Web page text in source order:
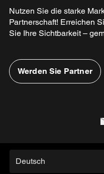
Nutzen Sie die starke
Partnerschaft! Erreichen
Sie Ihre Sichtbarkeit –
Werden Sie Partner
Deutsch